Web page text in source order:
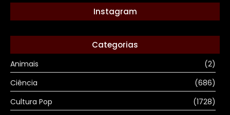
Instagram
Categorias
Animais
(2)
Ciência
(686)
Cultura Pop
(1728)